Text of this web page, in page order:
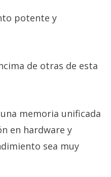
potente y
de otras de esta
memoria unificada
en hardware y
sea muy